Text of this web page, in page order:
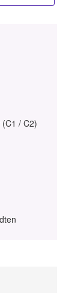
/ C2)